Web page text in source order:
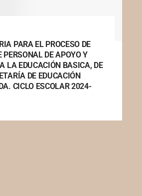
PARA EL PROCESO DE
PERSONAL DE APOYO Y
LA EDUCACIÓN BASICA, DE
DE EDUCACIÓN
CICLO ESCOLAR 2024-